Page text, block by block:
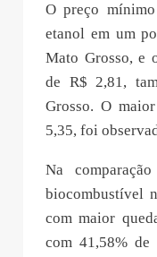
O preço
etanol em um
Mato Grosso, e
de R$ 2,81,
Grosso. O
5,35, foi
Na
biocombustível
com maior
com 41,58% de